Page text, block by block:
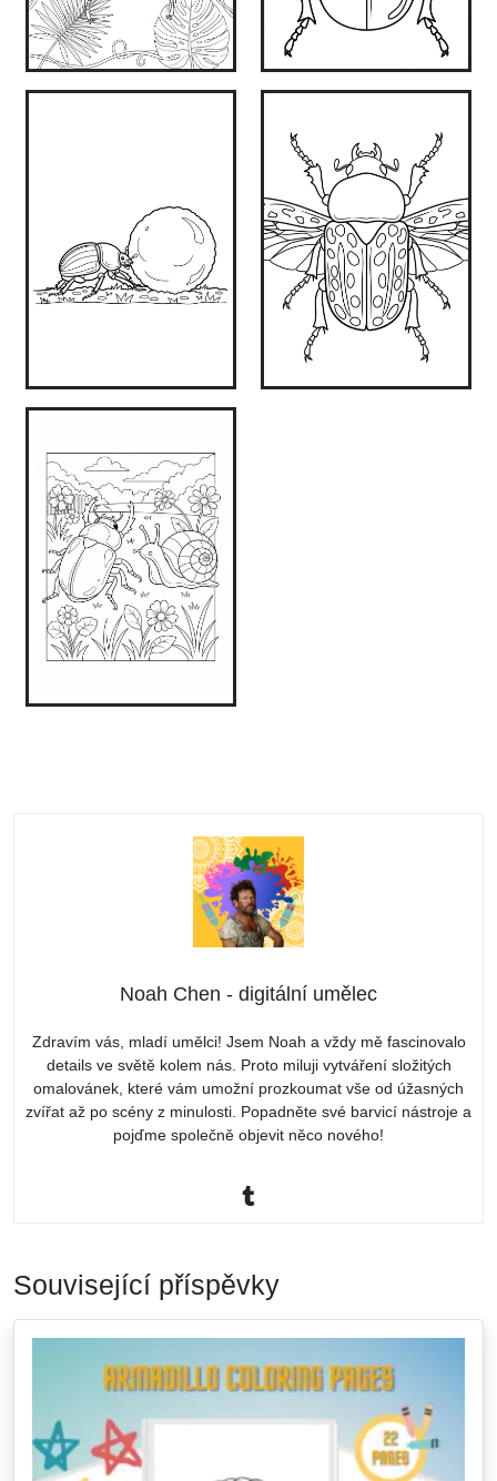
Noah Chen - digitální umělec
Zdravím vás, mladí umělci! Jsem Noah a vždy mě fascinovalo
details ve světě kolem nás. Proto miluji vytváření složitých
omalovánek, které vám umožní prozkoumat vše od úžasných
zvířat až po scény z minulosti. Popadněte své barvicí nástroje a
pojďme společně objevit něco nového!
Související příspěvky